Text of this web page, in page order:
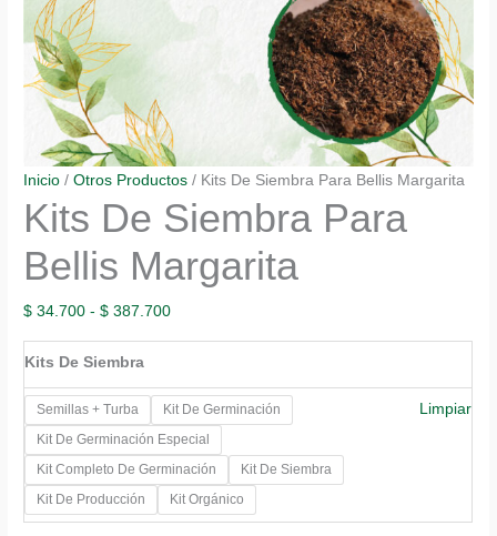
Inicio /Otros Productos / Kits De Siembra Para Bellis Margarita
Kits De Siembra Para
Bellis Margarita
$ 34.700 - $ 387.700Rango
de
desde
$ 34.700
hasta
$ 387.700
Kits De Siembra
Semillas + Turba
Kit De Germinación
Kit De Germinación Especial
Kit Completo De Germinación
Kit De Siembra
Kit De Producción
Kit Orgánico
Limpiar